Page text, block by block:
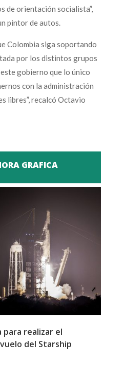
de orientación socialista”,
pintor de autos.
Colombia siga soportando
por los distintos grupos
gobierno que lo único
con la administración
libres”, recalcó Octavio
GRAFICA
para realizar el
del Starship